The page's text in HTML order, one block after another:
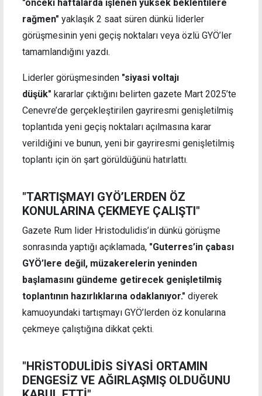
"önceki haftalarda işlenen yüksek beklentilere
rağmen" yaklaşık 2 saat süren dünkü liderler
görüşmesinin yeni geçiş noktaları veya özlü GYÖ’ler
tamamlandığını yazdı.
Liderler görüşmesinden "siyasi voltajı
düşük" kararlar çıktığını belirten gazete Mart 2025’te
Cenevre’de gerçekleştirilen gayriresmi genişletilmiş
toplantıda yeni geçiş noktaları açılmasına karar
verildiğini ve bunun, yeni bir gayriresmi genişletilmiş
toplantı için ön şart görüldüğünü hatırlattı.
"TARTIŞMAYI GYÖ’LERDEN ÖZ
KONULARINA ÇEKMEYE ÇALIŞTI"
Gazete Rum lider Hristodulidis’in dünkü görüşme
sonrasında yaptığı açıklamada, "Guterres’in çabası
GYÖ’lere değil, müzakerelerin yeninden
başlamasını gündeme getirecek genişletilmiş
toplantının hazırlıklarına odaklanıyor." diyerek
kamuoyundaki tartışmayı GYÖ’lerden öz konularına
çekmeye çalıştığına dikkat çekti.
"HRİSTODULİDİS SİYASİ ORTAMIN
DENGESİZ VE AĞIRLAŞMIŞ OLDUĞUNU